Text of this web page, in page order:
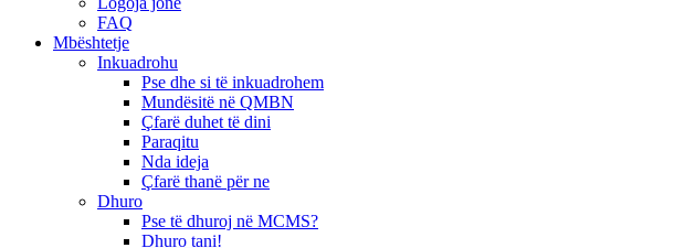
FAQ
Mbështetje
Inkuadrohu
Pse dhe si të inkuadrohem
Mundësitë në QMBN
Çfarë duhet të dini
Paraqitu
Nda ideja
Çfarë thanë për ne
Dhuro
Pse të dhuroj në MCMS?
Dhuro tani!